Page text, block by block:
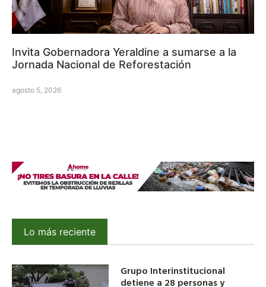
Invita Gobernadora Yeraldine a sumarse a la
Jornada Nacional de Reforestación
agosto 5, 2026
Lo más reciente
Grupo Interinstitucional
detiene a 28 personas y